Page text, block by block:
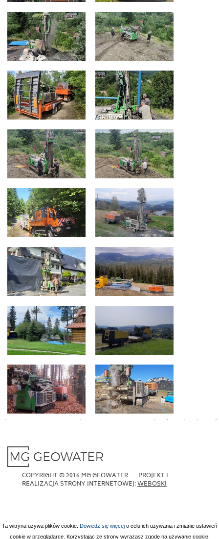
Christmas is coming and I want to surprise my boyfriend. What gift
COPYRIGHT © 2016 MG GEOWATER PROJEKT I
REALIZACJA STRONY INTERNETOWEJ:WEBOSKI
Ta witryna używa plików cookie. Dowiedz się więcej o celu ich używania i zmianie ustawień
cookie w przeglądarce. Korzystając ze strony wyrażasz zgodę na używanie cookie,